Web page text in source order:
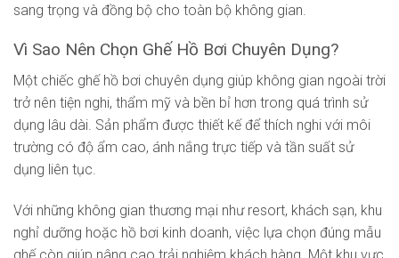
sang trọng và đồng bộ cho toàn bộ không gian.
Vì Sao Nên Chọn Ghế Hồ Bơi Chuyên Dụng?
Một chiếc ghế hồ bơi chuyên dụng giúp không gian ngoài trời
trở nên tiện nghi, thẩm mỹ và bền bỉ hơn trong quá trình sử
dụng lâu dài. Sản phẩm được thiết kế để thích nghi với môi
trường có độ ẩm cao, ánh nắng trực tiếp và tần suất sử
dụng liên tục.
Với những không gian thương mại như resort, khách sạn, khu
nghỉ dưỡng hoặc hồ bơi kinh doanh, việc lựa chọn đúng mẫu